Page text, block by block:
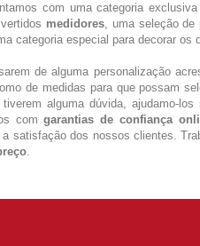
com uma categoria
medidores, uma seleção
categoria especial para decorar os
de alguma personalização
de medidas para que possam
alguma dúvida, ajudamo-
comgarantias de confiança
satisfação dos nossos clientes.
.